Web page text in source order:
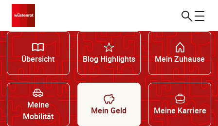
Übersicht Blog Highlights Mein Zuhause
Meine
Mobilität
Mein Geld Meine Karriere